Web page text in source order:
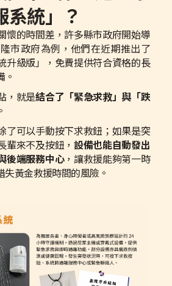
系統」？
懷的時間差，許多縣市政府開始導
市政府為例，他們在近期推出了
升級版」，免費提供符合資格的長
。
，就是結合了「緊急求救」與「跌
了可以手動按下求救鈕；如果是突
輩來不及按鈕， 設備也能自動發出
後端服務中心，讓救援能夠第一時
黃金救援時間的風險。